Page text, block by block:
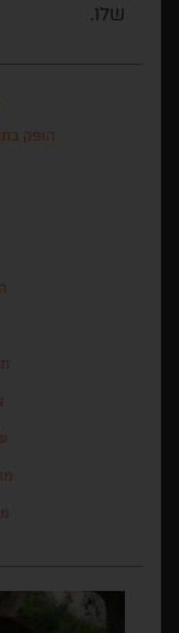
שלו.
הופק